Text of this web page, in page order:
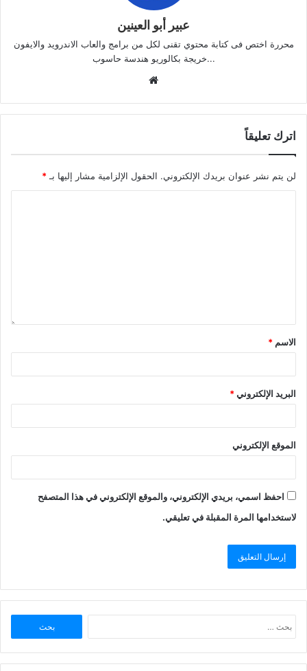
عبير أبو العينين
محررة اختص فى كتابة محتوي تقنى لكل من برامج والعاب الاندرويد والايفون
...خريجة بكالوريو هندسة حاسوب
اترك تعليقاً
لن يتم نشر عنوان بريدك الإلكتروني. الحقول الإلزامية مشار إليها بـ *
الاسم *
البريد الإلكتروني*
الموقع الإلكتروني
احفظ اسمي، بريدي الإلكتروني، والموقع الإلكتروني في هذا المتصفح
لاستخدامها المرة المقبلة في تعليقي.
عن: